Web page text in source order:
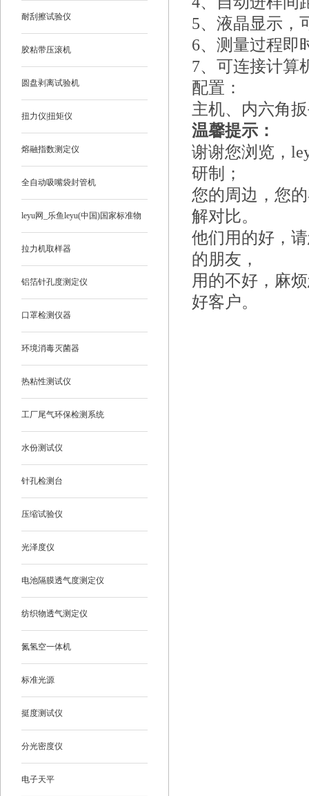
耐刮擦试验仪
胶粘带压滚机
圆盘剥离试验机
扭力仪|扭矩仪
熔融指数测定仪
全自动吸嘴袋封管机
leyu网_乐鱼leyu(中国)国家标准物
质
拉力机取样器
铝箔针孔度测定仪
口罩检测仪器
环境消毒灭菌器
热粘性测试仪
工厂尾气环保检测系统
水份测试仪
针孔检测台
压缩试验仪
光泽度仪
电池隔膜透气度测定仪
纺织物透气测定仪
氮氢空一体机
标准光源
挺度测试仪
分光密度仪
电子天平
5、液晶显示，
6、测量过程即
7、可连接计算
配置：
主机、内六角
温馨提示：
谢谢您浏览，
研制；
您的周边，您
解对比。
他们用的好，
的朋友，
用的不好，麻
好客户。